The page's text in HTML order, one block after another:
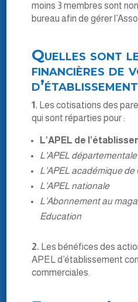
moins 3 membres sont
bureau afin de gérer
Quelles sont
financières de
1. Les cotisations des
qui sont réparties pour :
L’APEL de
L’APEL départementale
L’APEL académique de
L’APEL nationale
L’Abonnement au
Education
2. Les bénéfices des
APEL d’établissement
commerciales.